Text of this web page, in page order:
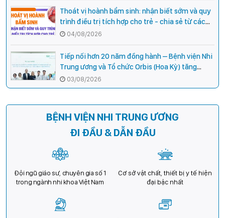
Thoát vị hoành bẩm sinh: nhận biết sớm và quy
trình điều trị tích hợp cho trẻ - chia sẻ từ các
chuyên gia hàng đầu của Bệnh Viện Nhi Trung
ương
04/08/2026
Tiếp nối hơn 20 năm đồng hành – Bệnh viện Nhi
Trung ương và Tổ chức Orbis (Hoa Kỳ) tăng
cường hợp tác, mở rộng cơ hội bảo vệ thị lực
cho trẻ em Việt Nam
03/08/2026
BỆNH VIỆN NHI TRUNG ƯƠNG
ĐI ĐẦU & DẪN ĐẦU
Đội ngũ giáo sư, chuyên gia số 1
trong ngành nhi khoa Việt Nam
Cơ sở vật chất, thiết bị y tế hiện
đại bậc nhất